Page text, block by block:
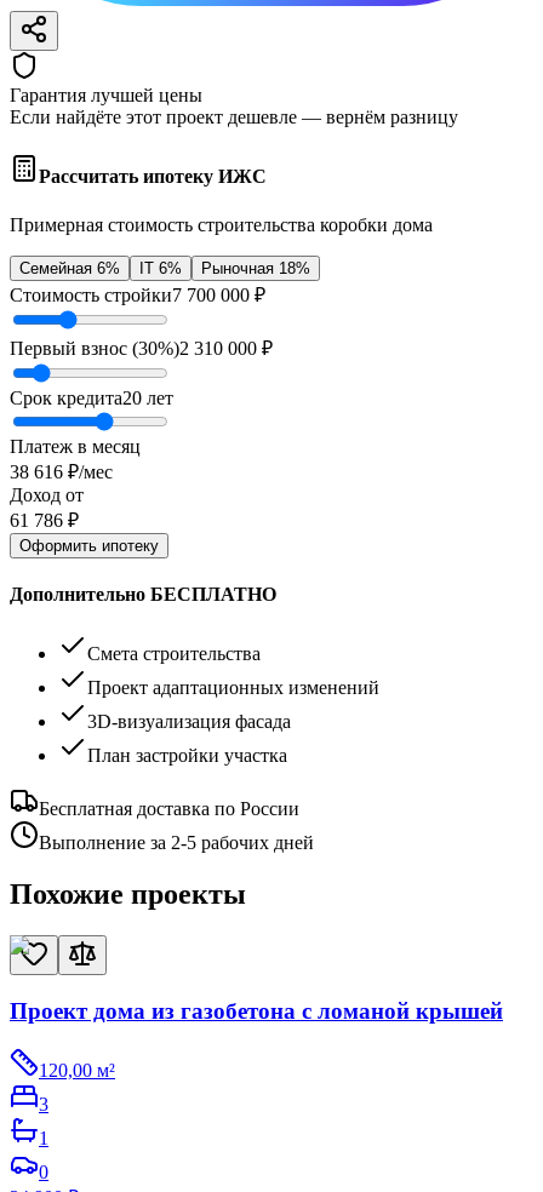
Гарантия лучшей цены
Если найдёте этот проект дешевле — вернём разницу
Рассчитать ипотеку ИЖС
Примерная стоимость строительства коробки дома
Семейная 6% IT 6% Рыночная 18%
Стоимость стройки7 700 000 ₽
Первый взнос (30%)2 310 000 ₽
Срок кредита20 лет
Платеж в месяц
38 616 ₽/мес
Доход от
61 786 ₽
Оформить ипотеку
Дополнительно БЕСПЛАТНО
Смета строительства
Проект адаптационных изменений
3D-визуализация фасада
План застройки участка
Бесплатная доставка по России
Выполнение за 2-5 рабочих дней
Похожие проекты
Проект дома из газобетона с ломаной крышей
120,00 м²
3
1
0